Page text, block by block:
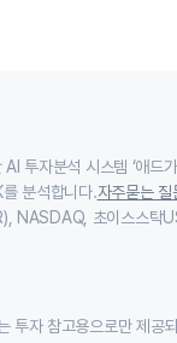
투자분석 시스템 ‘애
분석합니다.자주묻는 질
NASDAQ, 초이스스탁
투자 참고용으로만 제